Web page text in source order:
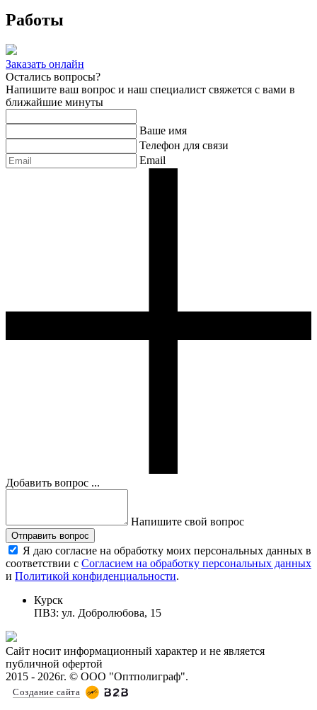
Работы
Заказать онлайн
Остались вопросы?
Напишите ваш вопрос и наш специалист свяжется с вами в
ближайшие минуты
Ваше имя
Телефон для связи
Email
Добавить вопрос ...
Напишите свой вопрос
Отправить вопрос
Я даю согласие на обработку моих персональных данных в
соответствии с Согласием на обработку персональных данных
и Политикой конфиденциальности.
Курск
ПВЗ: ул. Добролюбова, 15
Сайт носит информационный характер и не является
публичной офертой
2015 - 2026г. © ООО "Оптполиграф".
Создание сайта